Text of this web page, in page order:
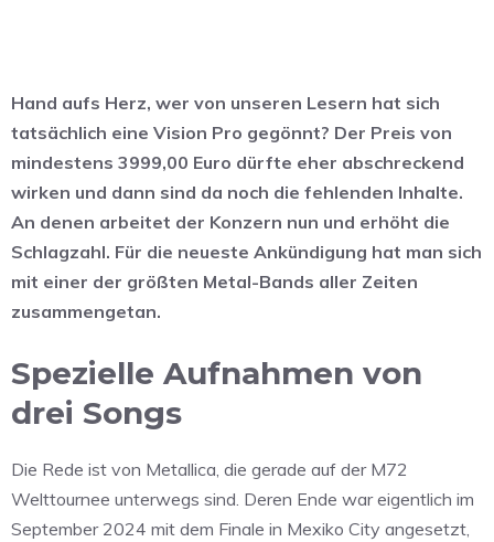
Hand aufs Herz, wer von unseren Lesern hat sich
tatsächlich eine Vision Pro gegönnt? Der Preis von
mindestens 3999,00 Euro dürfte eher abschreckend
wirken und dann sind da noch die fehlenden Inhalte.
An denen arbeitet der Konzern nun und erhöht die
Schlagzahl. Für die neueste Ankündigung hat man sich
mit einer der größten Metal-Bands aller Zeiten
zusammengetan.
Spezielle Aufnahmen von
drei Songs
Die Rede ist von Metallica, die gerade auf der M72
Welttournee unterwegs sind. Deren Ende war eigentlich im
September 2024 mit dem Finale in Mexiko City angesetzt,